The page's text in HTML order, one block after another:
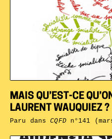
MAIS QU’EST-CE
LAURENT WAUQUIEZ ?
Paru dansCQFDn°141